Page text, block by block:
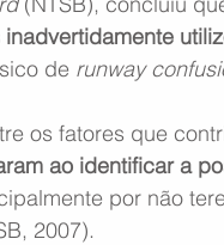
inadvertidamente
de runway
os fatores que
ao identificar a
por não
2007).